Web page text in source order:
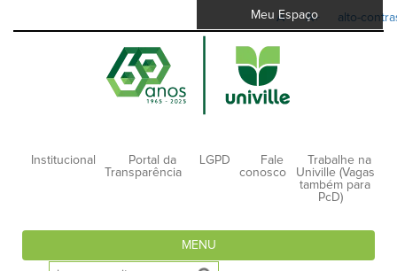
A- A+ alto-
Meu Espaço
Institucional
Portal da
Transparência
LGPD
Fale
conosco
Trabalhe na
Univille (Vagas
também para
PcD)
MENU